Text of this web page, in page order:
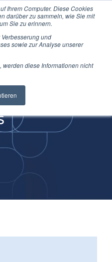
Ihrem Computer. Diese Cookies
darüber zu sammeln, wie Sie mit
Sie zu erinnern.
und
sowie zur Analyse unserer
diese Informationen nicht